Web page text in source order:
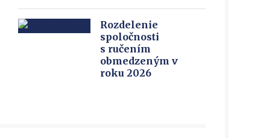
Rozdelenie
spoločnosti
s ručením
obmedzeným v
roku 2026